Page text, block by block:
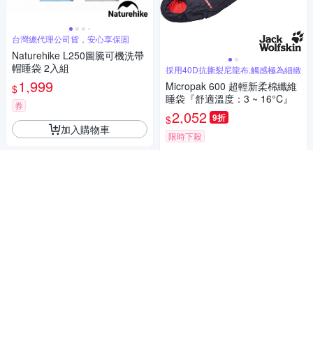
台灣總代理公司貨，安心享保固
Naturehike L250圖騰可機洗帶
帽睡袋 2入組
$1,999
券
加入購物車
採用40D抗撕裂尼龍布,觸感極為細緻
Micropak 600 超輕新柔棉纖維
睡袋『舒適溫度：3 ~ 16°C』
$2,052 9折
限時下殺